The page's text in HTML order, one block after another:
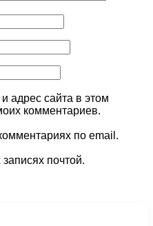
адрес сайта в этом
комментариев.
по email.
почтой.